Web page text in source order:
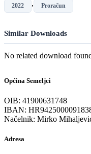
2022 , Proračun
Similar Downloads
No related download
Općina Semeljci
OIB: 41900631748
IBAN:
Načelnik: Mirko
Adresa